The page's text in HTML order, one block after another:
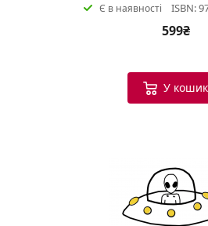
Є в наявності ISBN:
599₴
У кошик